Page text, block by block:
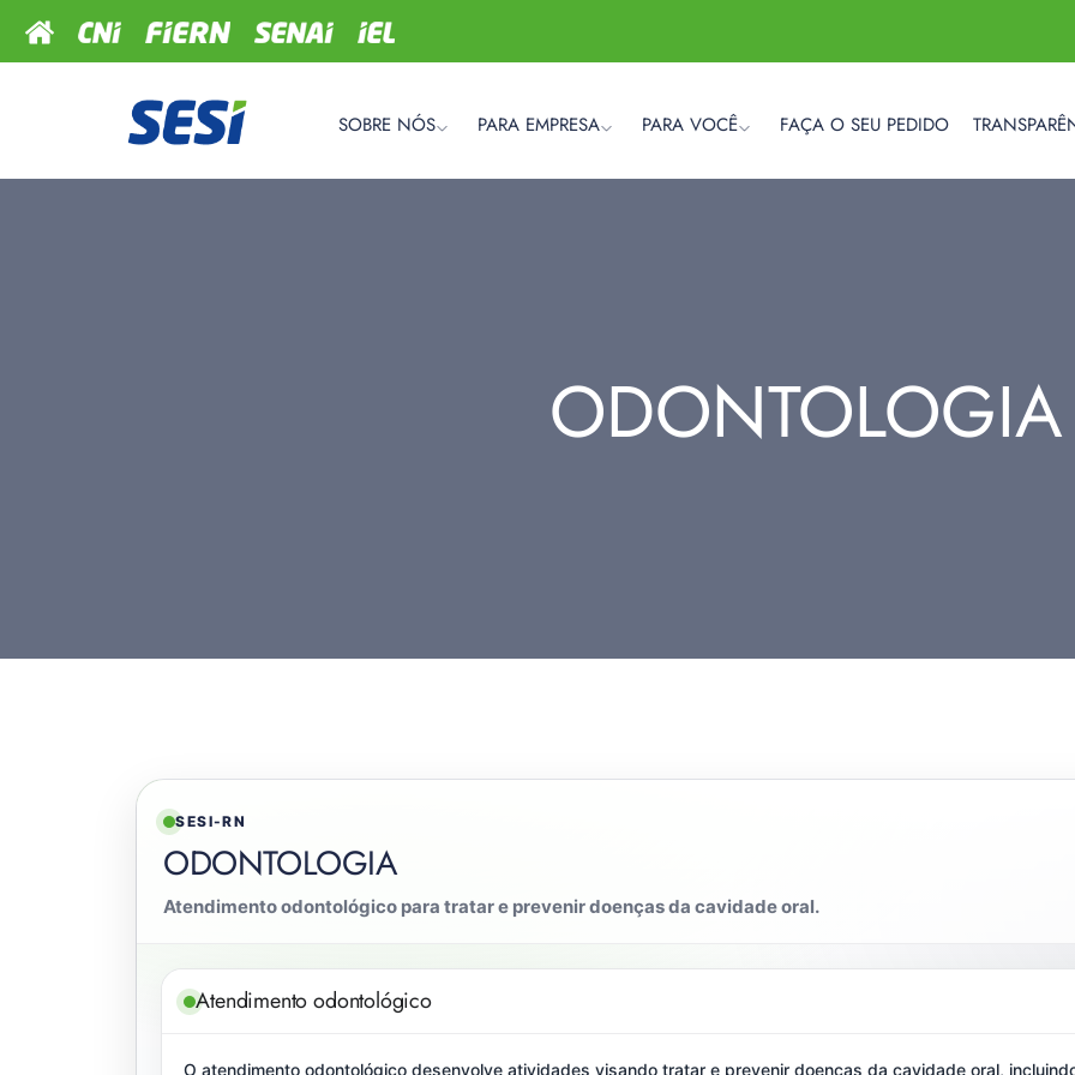
SOBRE NÓS PARA EMPRESA PARA VOCÊ FAÇA O SEU PEDIDO
ODONTOLOGIA
SESI-RN
ODONTOLOGIA
Atendimento odontológico para tratar e prevenir doenças da cavidade oral.
Atendimento odontológico
O atendimento odontológico desenvolve atividades visando tratar e prevenir doenças da cavidade oral,